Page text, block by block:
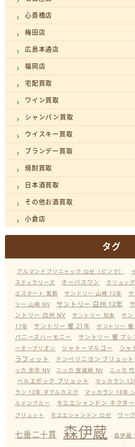
心斎橋店
梅田店
広島本通店
福岡店
宅配買取
ワイン買取
シャンパン買取
ウイスキー買取
ブランデー買取
焼酎買取
日本酒買取
その他お酒買取
小倉店
タグ
アルマンドブリニャック ロゼ（ピンク）
スティラリーズ
オーパスワン クリュッ
エステート 紫鈴
サントリー 山崎 12年
リー 山崎 NV
サントリー 白州 12年
ントリー 白州 NV
サントリー 知多 サン
17年
サントリー 響 21年 サントリー 響
パニーズハーモニー
サントリー 響 ブレ
ーオーブリオン
シャトーマルゴー シャ
ラフィット
ドンペリニヨン ブリュット
ッカ 余市 NV
ニッカ 宮城峡 NV ニッカ
ベルエポック ブリュット マッカラン 12
ラン 12年 ダブルカスク
マッカラン 18年
ルドンブルー
モエエシャンドン ネクタ
ブリュット
モエエシャンドン ロゼ ヴー
七垂二十貫
森伊蔵 森伊蔵